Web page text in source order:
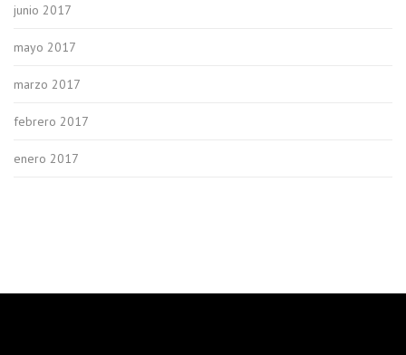
junio 2017
mayo 2017
marzo 2017
febrero 2017
enero 2017